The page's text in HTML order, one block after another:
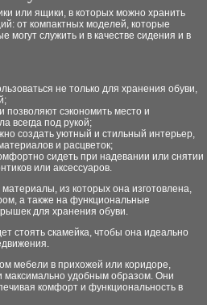
или ящики, в которых можно хранить
от компактных моделей, которые
могут служить и в качестве сидения и в
не только для хранения обуви,
позволяют сэкономить место и
всегда под рукой;
создать уютный и стильный интерьер,
и расцветок;
сидеть при надевании или снятии
или аксессуаров.
из которых она изготовлена,
а также на функциональные
для хранения обуви.
стоять скамейка, чтобы она идеально
мебели в прихожей или коридоре,
максимально удобным образом. Они
комфорт и функциональность в